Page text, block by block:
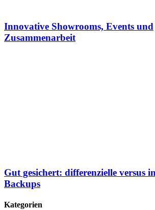
Innovative Showrooms, Events und
Zusammenarbeit
Gut gesichert: differenzielle versus
Backups
Kategorien